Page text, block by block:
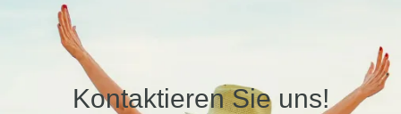
Kontaktieren Sie uns!